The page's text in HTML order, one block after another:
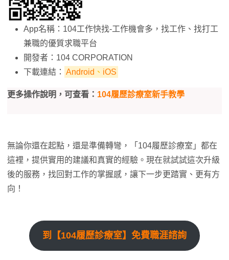
App名稱：104工作快找-工作機會多，找工作、找打工
兼職的優質求職平台
開發者：104 CORPORATION
下載連結： Android 、 iOS
更多操作說明，可查看： 104履歷診療室新手教學
無論你還在起點，還是準備轉彎，「104履歷診療室」都在
這裡，提供實用的建議和真實的經驗。現在就試試這次升級
後的服務，找回對工作的掌握感，讓下一步更踏實、更有方
向！
到【104履歷診療室】免費職涯諮詢